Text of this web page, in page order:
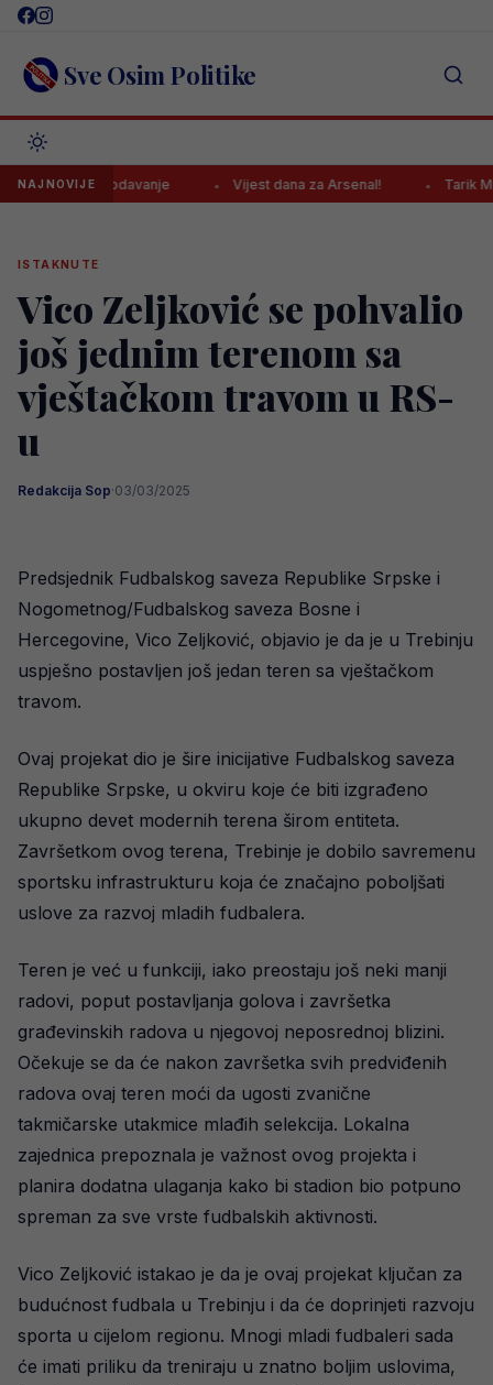
Skip
content Sve Osim Politike
NAJNOVIJE
dodavanje Vijest dana za Arsenal! Tarik
ISTAKNUTE
Vico Zeljković se pohvalio
još jednim terenom sa
vještačkom travom u RS-
u
Redakcija Sop·03/03/2025
Predsjednik Fudbalskog saveza Republike Srpske i
Nogometnog/Fudbalskog saveza Bosne i
Hercegovine, Vico Zeljković, objavio je da je u Trebinju
uspješno postavljen još jedan teren sa vještačkom
travom.
Ovaj projekat dio je šire inicijative Fudbalskog saveza
Republike Srpske, u okviru koje će biti izgrađeno
ukupno devet modernih terena širom entiteta.
Završetkom ovog terena, Trebinje je dobilo savremenu
sportsku infrastrukturu koja će značajno poboljšati
uslove za razvoj mladih fudbalera.
Teren je već u funkciji, iako preostaju još neki manji
radovi, poput postavljanja golova i završetka
građevinskih radova u njegovoj neposrednoj blizini.
Očekuje se da će nakon završetka svih predviđenih
radova ovaj teren moći da ugosti zvanične
takmičarske utakmice mlađih selekcija. Lokalna
zajednica prepoznala je važnost ovog projekta i
planira dodatna ulaganja kako bi stadion bio potpuno
spreman za sve vrste fudbalskih aktivnosti.
Vico Zeljković istakao je da je ovaj projekat ključan za
budućnost fudbala u Trebinju i da će doprinjeti razvoju
sporta u cijelom regionu. Mnogi mladi fudbaleri sada
će imati priliku da treniraju u znatno boljim uslovima,